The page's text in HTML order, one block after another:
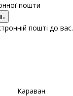
пошти
пошті до вас.
Караван